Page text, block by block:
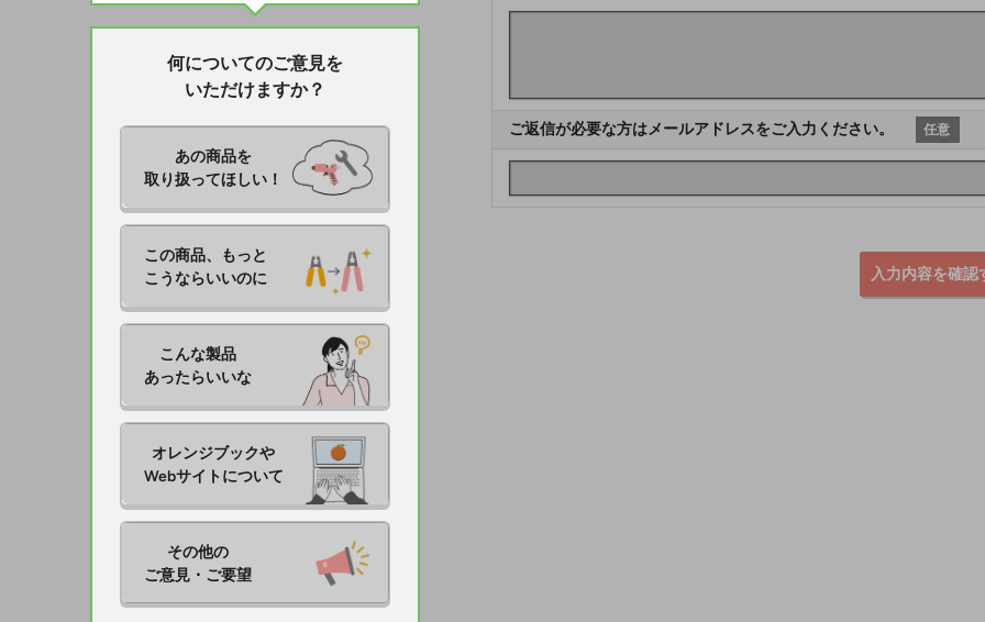
何についてのご意見を
いただけますか？
あの商品を
取り扱ってほしい！
この商品、もっと
こうならいいのに
こんな製品
あったらいいな
オレンジブックや
Webサイトについて
その他の
ご意見・ご要望
ご返信が必要な方はメールアドレスをご入力ください。 任意
入力内容を確認